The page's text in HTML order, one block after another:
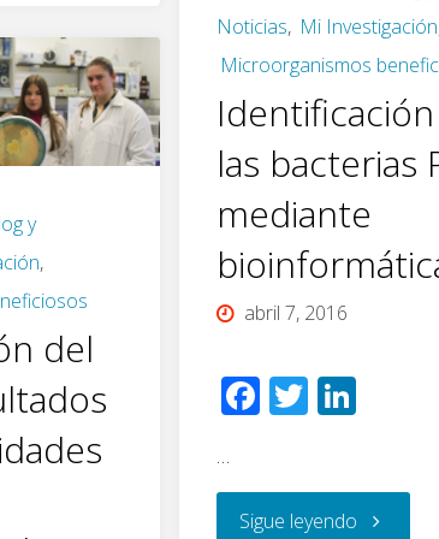
Noticias, Mi Investigación
Microorganismos
las bacterias
mediante
abril 7, 2016
F
b
T
er e
…
Sigue leyendo
y
,
del